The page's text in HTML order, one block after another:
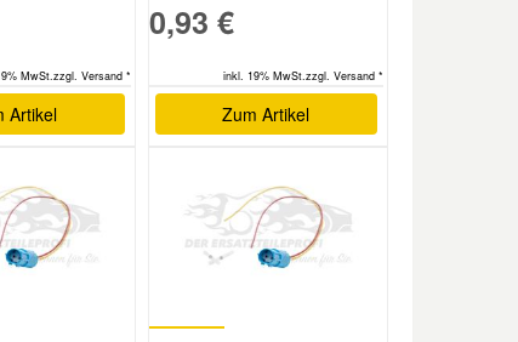
MwSt.zzgl. Versand *
Artikel
0,93 €
inkl. 19% MwSt.zzgl. Versand *
Zum Artikel